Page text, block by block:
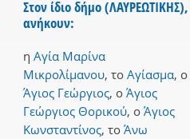
Στον ίδιο δήμο (ΛΑΥΡΕΩΤΙΚΗΣ),
ανήκουν:
η Αγία Μαρίνα
Μικρολίμανου, το Αγίασμα, ο
Άγιος Γεώργιος, ο Άγιος
Γεώργιος Θορικού, ο Άγιος
Κωνσταντίνος, το Άνω